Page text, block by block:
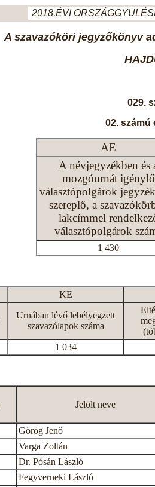
2018.ÉVI
A szavazóköri jegyzőkönyv
029.
02. számú
AE
A névjegyzékben és
mozgóurnát igénylő
választópolgárok
szereplő, a
lakcímmel
választópolgárok
1 430
KE
Urnában lévő lebélyegzett
szavazólapok száma
1 034
Jelölt neve
Görög Jenő
Varga Zoltán
Dr. Pósán László
Fegyverneki László